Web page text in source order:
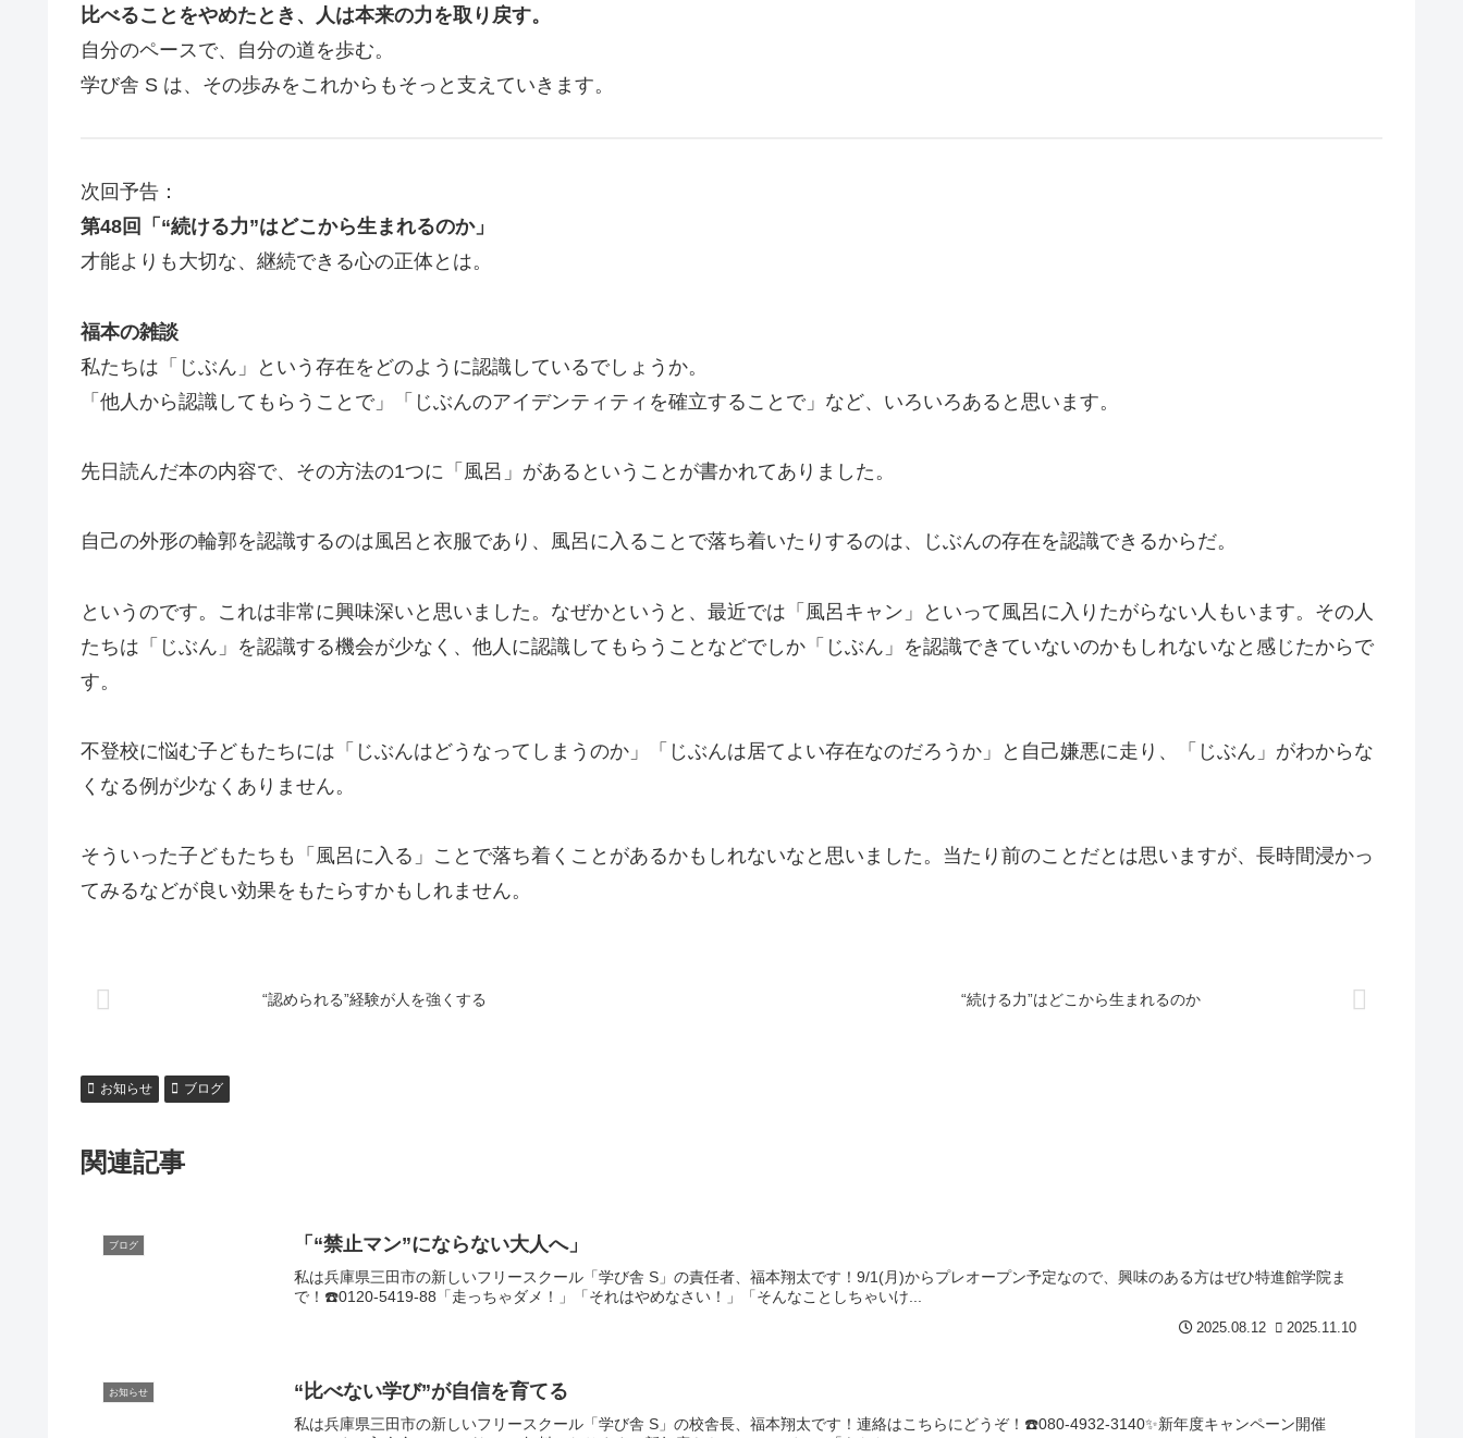
比べることをやめたとき、人は本来の力を取り戻す。
自分のペースで、自分の道を歩む。
学び舎 S は、その歩みをこれからもそっと支えていきます。
次回予告：
第48回「“続ける力”はどこから生まれるのか」
才能よりも大切な、継続できる心の正体とは。
福本の雑談
私たちは「じぶん」という存在をどのように認識しているでしょうか。
「他人から認識してもらうことで」「じぶんのアイデンティティを確立することで」など、いろいろあると思います。
先日読んだ本の内容で、その方法の1つに「風呂」があるということが書かれてありました。
自己の外形の輪郭を認識するのは風呂と衣服であり、風呂に入ることで落ち着いたりするのは、じぶんの存在を認識できるからだ。
というのです。これは非常に興味深いと思いました。なぜかというと、最近では「風呂キャン」といって風呂に入りたがらない人もいます。その人
たちは「じぶん」を認識する機会が少なく、他人に認識してもらうことなどでしか「じぶん」を認識できていないのかもしれないなと感じたからで
す。
不登校に悩む子どもたちには「じぶんはどうなってしまうのか」「じぶんは居てよい存在なのだろうか」と自己嫌悪に走り、「じぶん」がわからな
くなる例が少なくありません。
そういった子どもたちも「風呂に入る」ことで落ち着くことがあるかもしれないなと思いました。当たり前のことだとは思いますが、長時間浸かっ
てみるなどが良い効果をもたらすかもしれません。
“認められる”経験が人を強くする “続ける力”はどこから生まれるのか
お知らせ ブログ
関連記事
ブログ 「“禁止マン”にならない大人へ」
私は兵庫県三田市の新しいフリースクール「学び舎 S」の責任者、福本翔太です！9/1(月)からプレオープン予定なので、興味のある方はぜひ特進館学院ま
で！☎️0120-5419-88「走っちゃダメ！」「それはやめなさい！」「そんなことしちゃいけ...
2025.08.12 2025.11.10
お知らせ “比べない学び”が自信を育てる
私は兵庫県三田市の新しいフリースクール「学び舎 S」の校舎長、福本翔太です！連絡はこちらにどうぞ！☎️080-4932-3140✨新年度キャンペーン開催